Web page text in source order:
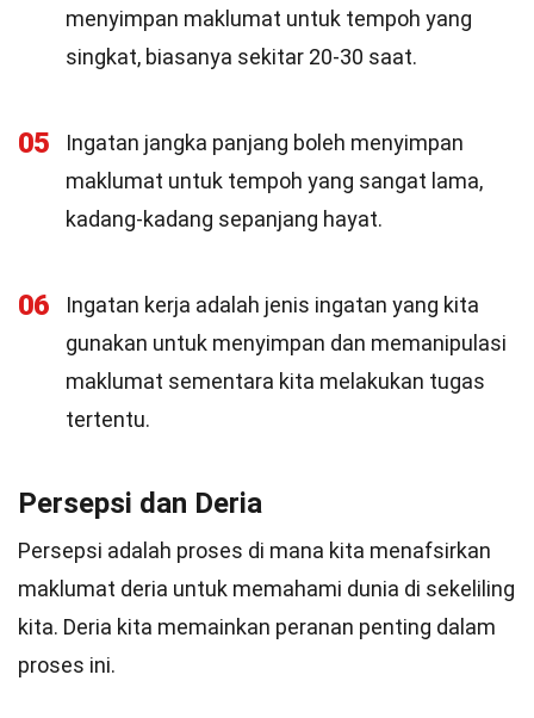
menyimpan maklumat untuk tempoh yang
singkat, biasanya sekitar 20-30 saat.
05
Ingatan jangka panjang boleh menyimpan
maklumat untuk tempoh yang sangat lama,
kadang-kadang sepanjang hayat.
06
Ingatan kerja adalah jenis ingatan yang kita
gunakan untuk menyimpan dan memanipulasi
maklumat sementara kita melakukan tugas
tertentu.
Persepsi dan Deria
Persepsi adalah proses di mana kita menafsirkan
maklumat deria untuk memahami dunia di sekeliling
kita. Deria kita memainkan peranan penting dalam
proses ini.